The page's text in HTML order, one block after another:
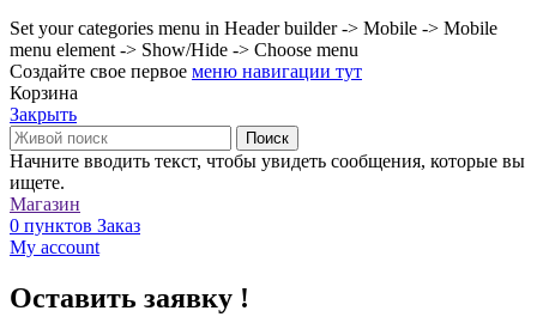
Set your categories menu in Header builder -> Mobile -> Mobile
menu element -> Show/Hide -> Choose menu
Создайте свое первое меню навигации тут
Корзина
Закрыть
Поиск
Начните вводить текст, чтобы увидеть сообщения, которые вы
ищете.
Магазин
0 пунктов Заказ
My account
Оставить заявку !